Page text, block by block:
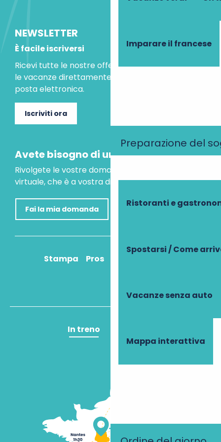
Imparare il francese
Preparazione del
Ristoranti e
Spostarsi / Come
Vacanze senza auto
Mappa interattiva
NEWSLETTER
È facile iscriversi
Ricevi tutte le nostre offerte speciali e le idee per
le vacanze direttamente nella tua casella di
posta elettronica.
Iscriviti ora
Avete bisogno di un consiglio?
Rivolgete le vostre domande al nostro assistente
virtuale, che è a vostra disposizione per aiutarvi.
Fai la mia domanda
Stampa Pros
In treno